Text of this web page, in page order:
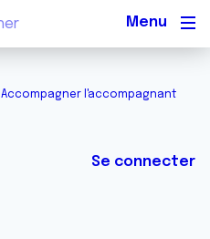
Accompagner l'accompagnant
Se connecter